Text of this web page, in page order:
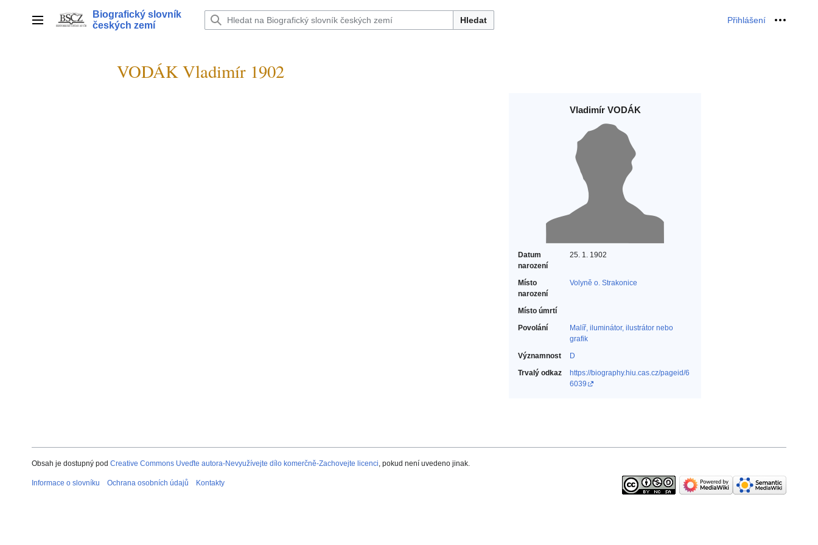
Hlavní menu
Biografický slovník
českých zemí
Hledat Přihlášení Osobní
VODÁK Vladimír 1902
Vladimír VODÁK
Datum
narození
25. 1. 1902
Místo
narození
Volyně o. Strakonice
Místo úmrtí
Povolání
Malíř, iluminátor, ilustrátor nebo
grafik‎
Významnost
D
Trvalý odkaz
https://biography.hiu.cas.cz/pageid/6
6039
Obsah je dostupný pod Creative Commons Uveďte autora-Nevyužívejte dílo komerčně-Zachovejte licenci, pokud není uvedeno jinak.
Informace o slovníku Ochrana osobních údajů Kontakty